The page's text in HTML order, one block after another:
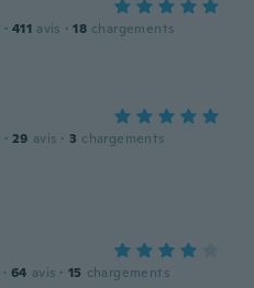
· 411 avis · 18 chargements
· 29 avis · 3 chargements
· 64 avis · 15 chargements